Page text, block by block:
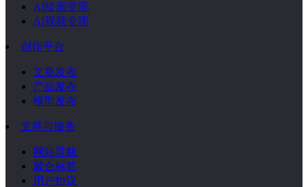
AI绘画变现
AI视频变现
创作平台
文章发布
产品发布
模型发布
支持与服务
网站导航
聚合标签
用户协议